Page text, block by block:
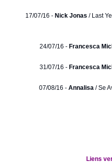
17/07/16 - Nick Jonas / Last
24/07/16 - Francesca
31/07/16 - Francesca
07/08/16 - Annalisa / Se
Liens